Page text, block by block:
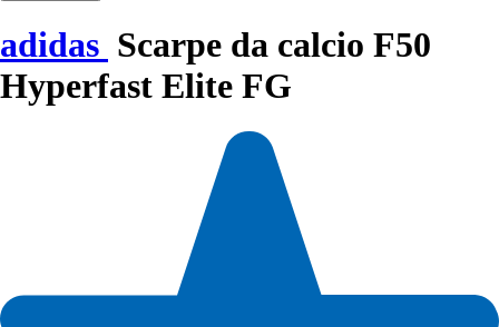
adidas Scarpe da calcio F50
Hyperfast Elite FG